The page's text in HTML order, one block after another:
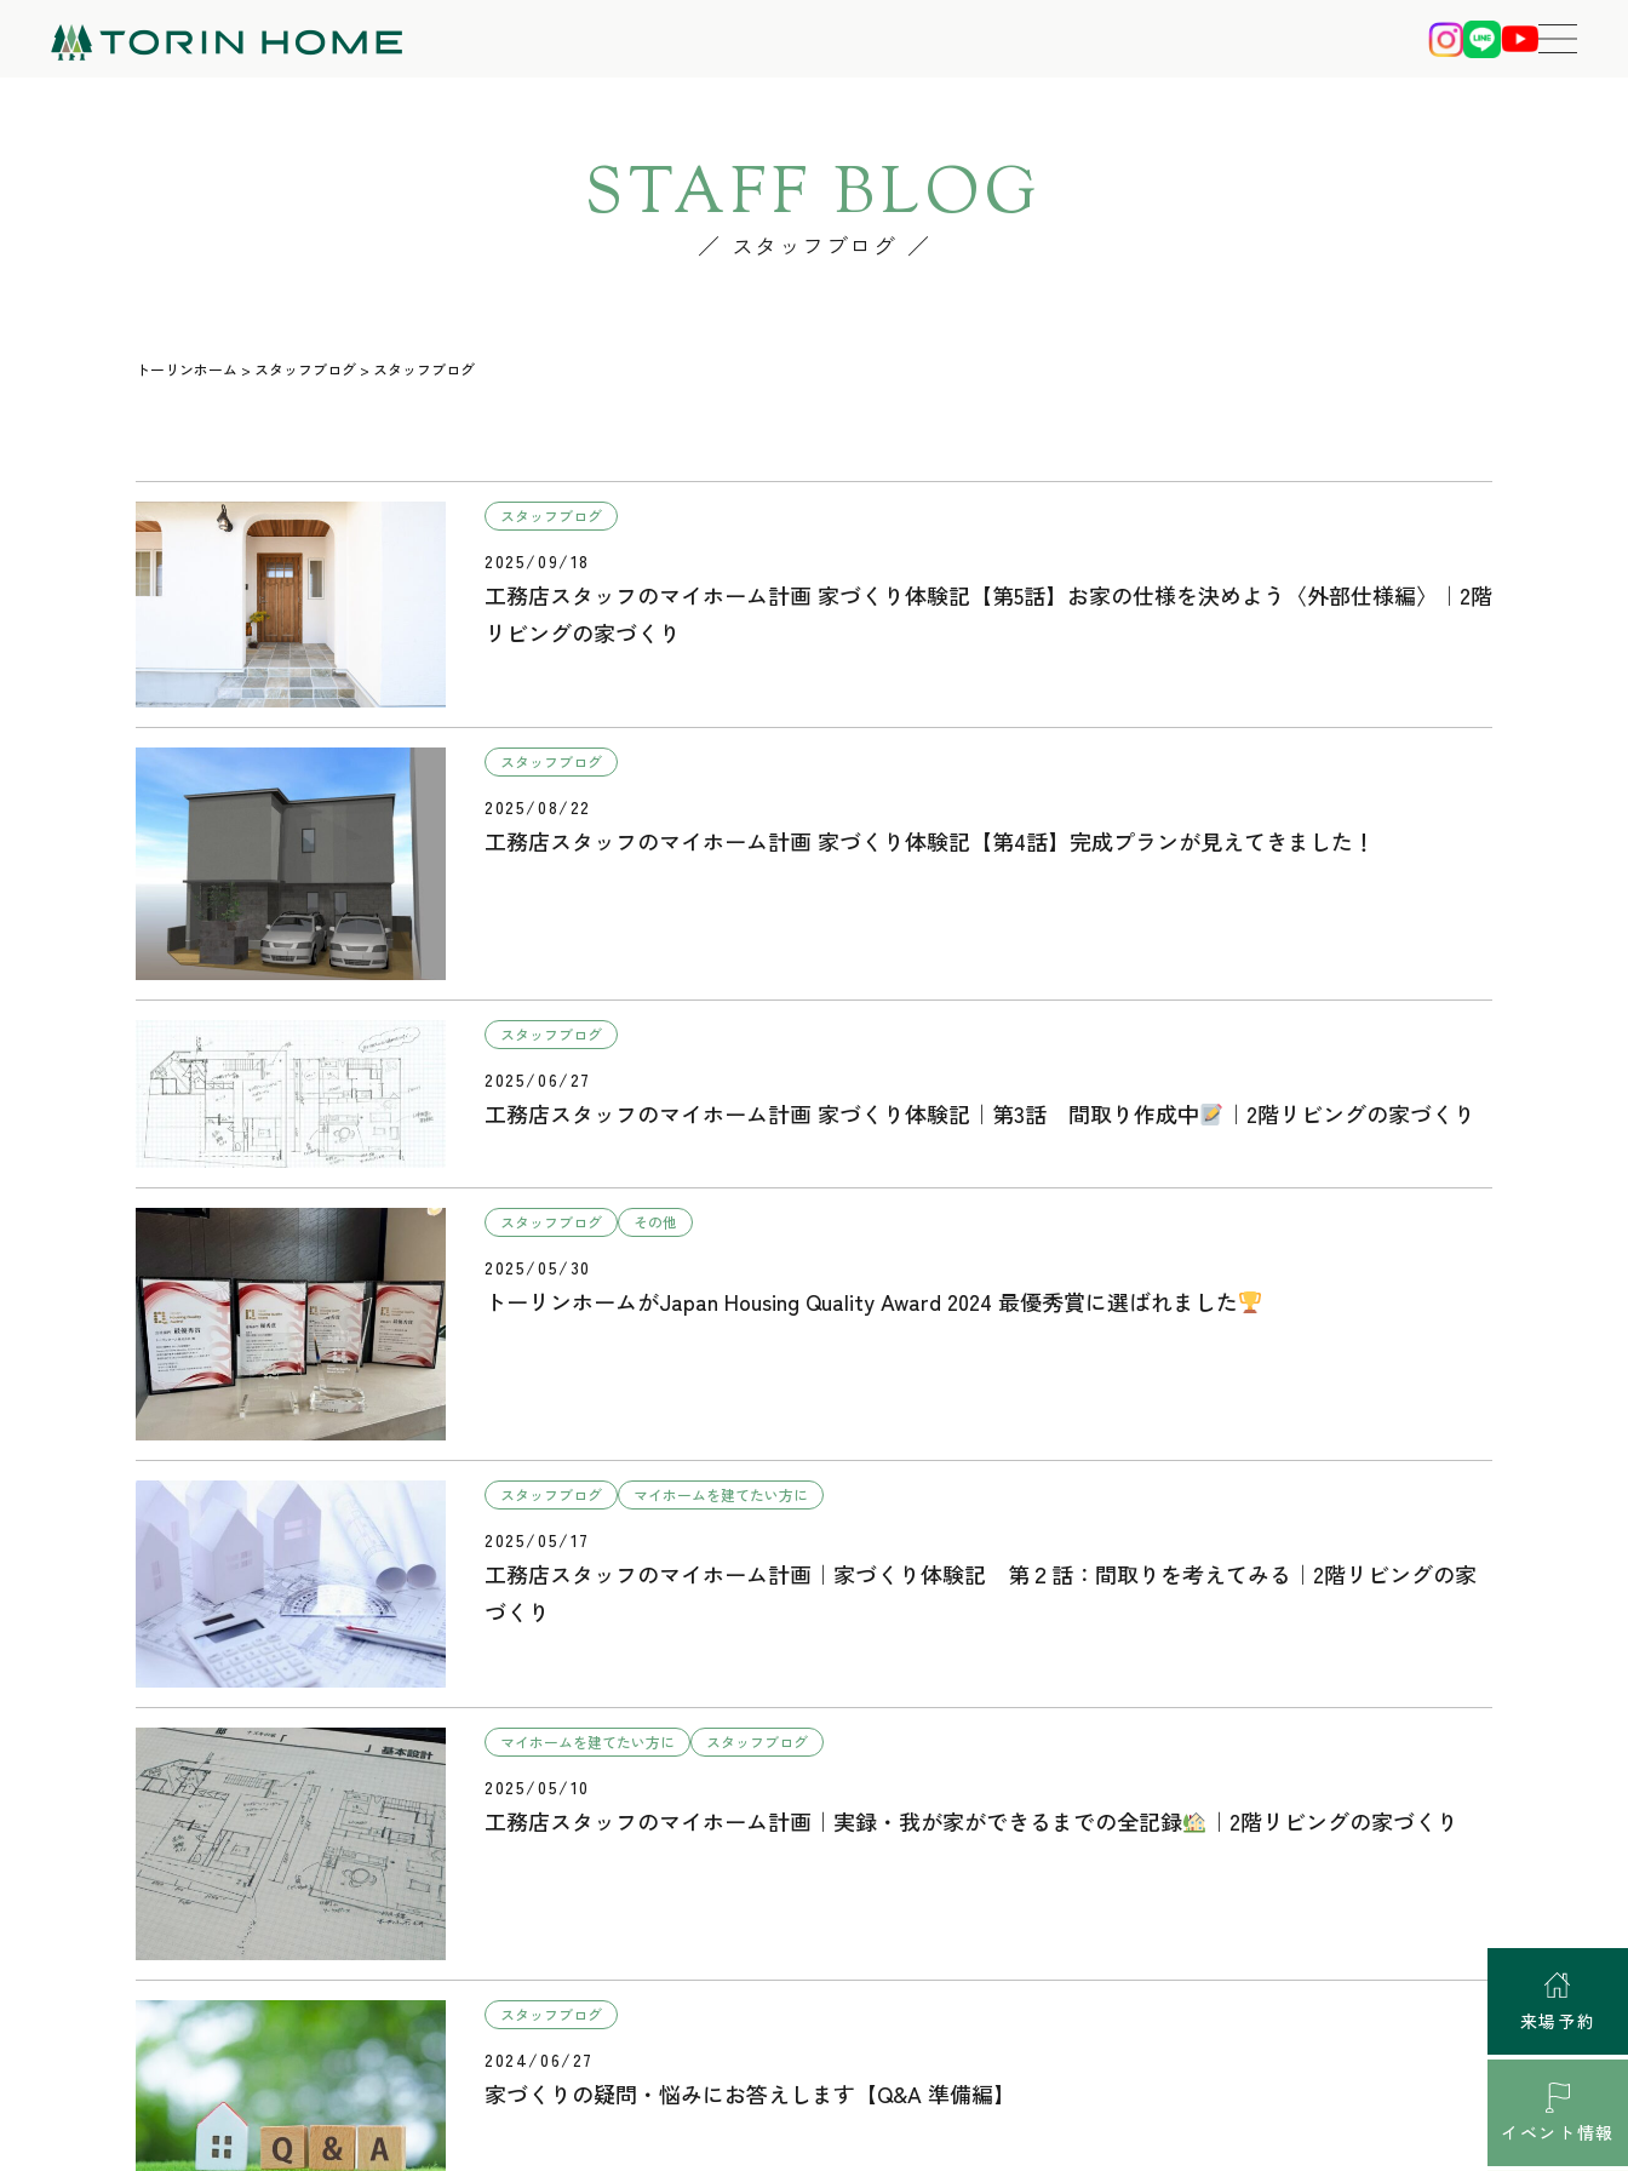
STAFF BLOG
スタッフブログ
トーリンホーム > スタッフブログ > スタッフブログ
スタッフブログ
2025/09/18
工務店スタッフのマイホーム計画 家づくり体験記【第5話】お家の仕様を決めよう〈外部仕様編〉｜2階
リビングの家づくり
スタッフブログ
2025/08/22
工務店スタッフのマイホーム計画 家づくり体験記【第4話】完成プランが見えてきました！
スタッフブログ
2025/06/27
工務店スタッフのマイホーム計画 家づくり体験記｜第3話 間取り作成中 ｜2階リビングの家づくり
スタッフブログ その他
2025/05/30
トーリンホームがJapan Housing Quality Award 2024 最優秀賞に選ばれました
スタッフブログ マイホームを建てたい方に
2025/05/17
工務店スタッフのマイホーム計画｜家づくり体験記 第２話：間取りを考えてみる｜2階リビングの家
づくり
マイホームを建てたい方に スタッフブログ
2025/05/10
工務店スタッフのマイホーム計画｜実録・我が家ができるまでの全記録 ｜2階リビングの家づくり
スタッフブログ
2024/06/27
家づくりの疑問・悩みにお答えします【Q&A 準備編】
来場予約
イベント情報